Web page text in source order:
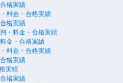
格実績
料金・合格実績
格実績
・料金・合格実績
金・合格実績
料金・合格実績
格実績
実績
格実績